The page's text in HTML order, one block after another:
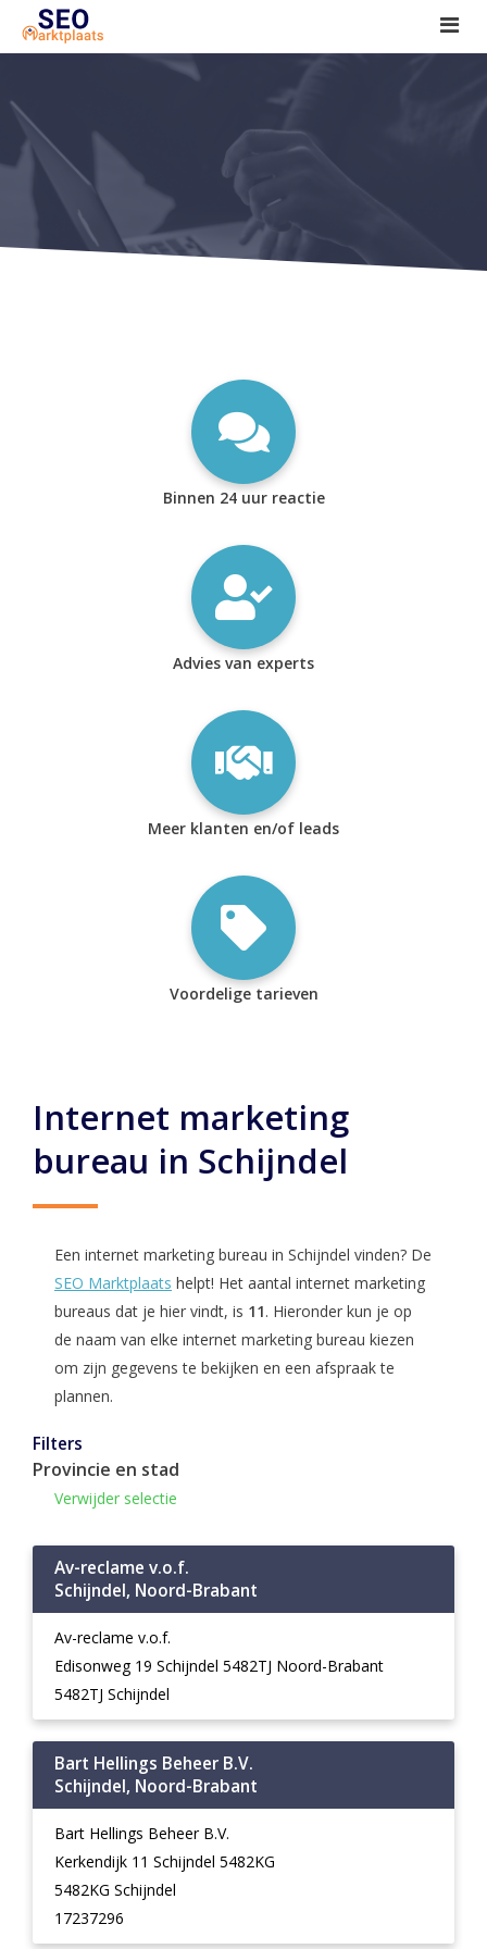
SEO tools reviews
Marketeer bij jou in de buurt?
Offerte
1. Seo voor beginners +
2. Onderzoeken +
Binnen 24 uur reactie
Advies van experts
Meer klanten en/of leads
Voordelige tarieven
Internet marketing
bureau in Schijndel
Een internet marketing bureau in Schijndel vinden? De
SEO Marktplaats helpt! Het aantal internet marketing
bureaus dat je hier vindt, is 11. Hieronder kun je op
de naam van elke internet marketing bureau kiezen
om zijn gegevens te bekijken en een afspraak te
plannen.
Filters
Provincie en stad
Verwijder selectie
Av-reclame v.o.f.
Schijndel, Noord-Brabant
Av-reclame v.o.f.
Edisonweg 19 Schijndel 5482TJ Noord-Brabant
5482TJ Schijndel
Bart Hellings Beheer B.V.
Schijndel, Noord-Brabant
Bart Hellings Beheer B.V.
Kerkendijk 11 Schijndel 5482KG
5482KG Schijndel
17237296